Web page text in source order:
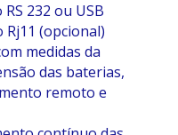
232 ou USB
(opcional)
medidas da
das baterias,
remoto e